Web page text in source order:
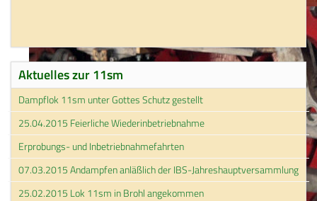
Aktuelles zur 11sm
Dampflok 11sm unter Gottes Schutz gestellt
25.04.2015 Feierliche Wiederinbetriebnahme
Erprobungs- und Inbetriebnahmefahrten
07.03.2015 Andampfen anläßlich der IBS-Jahreshauptversammlung
25.02.2015 Lok 11sm in Brohl angekommen